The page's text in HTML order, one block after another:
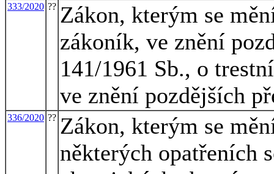
333/2020 ?? Zákon, kterým se
zákoník, ve znění
141/1961 Sb., o
ve znění pozdějších
336/2020 ?? Zákon, kterým se
některých opatřeních